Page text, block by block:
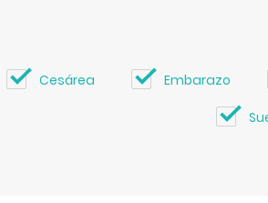
Cesárea Embarazo